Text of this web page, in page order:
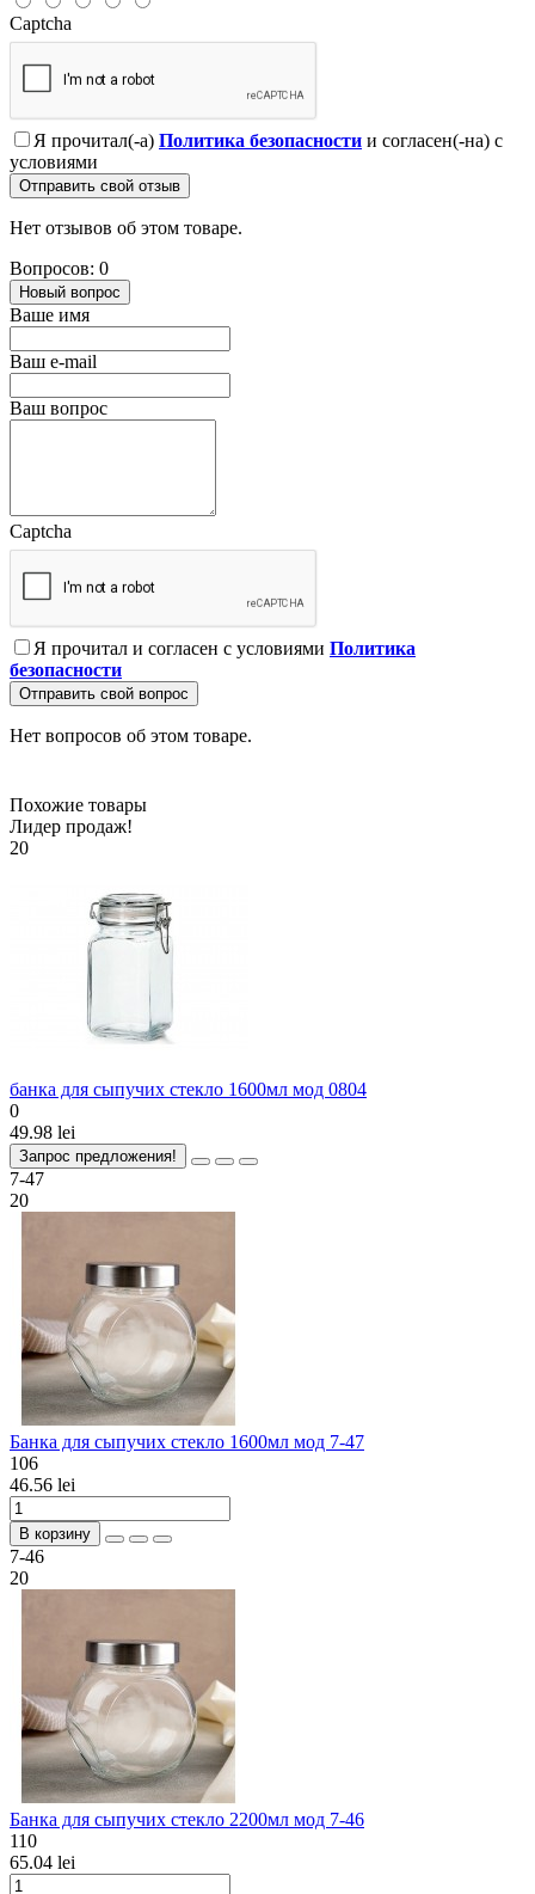
Captcha
Я прочитал(-а) Политика безопасности и согласен(-на) с
условиями
Отправить свой отзыв
Нет отзывов об этом товаре.
Вопросов: 0
Новый вопрос
Ваше имя
Ваш e-mail
Ваш вопрос
Captcha
Я прочитал и согласен с условиями Политика
безопасности
Отправить свой вопрос
Нет вопросов об этом товаре.
Похожие товары
Лидер продаж!
20
банка для сыпучих стекло 1600мл мод 0804
0
49.98 lei
Запрос предложения!
7-47
20
Банка для сыпучих стекло 1600мл мод 7-47
106
46.56 lei
В корзину
7-46
20
Банка для сыпучих стекло 2200мл мод 7-46
110
65.04 lei